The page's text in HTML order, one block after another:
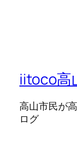
iitoco高
高山市民が
ログ